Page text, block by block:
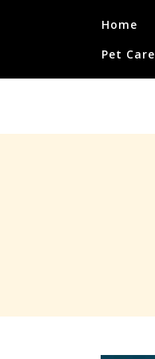
Home
Pet Care